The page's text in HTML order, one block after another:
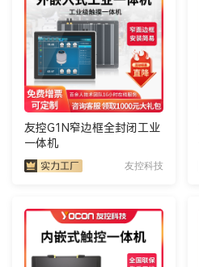
友控G1N窄边框全封闭工业
一体机
友控科技